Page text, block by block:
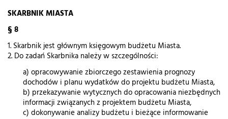
SKARBNIK MIASTA
§ 8
1. Skarbnik jest głównym księgowym budżetu Miasta.
2. Do zadań Skarbnika należy w szczególności:
a) opracowywanie zbiorczego zestawienia prognozy
dochodów i planu wydatków do projektu budżetu Miasta,
b) przekazywanie wytycznych do opracowania niezbędnych
informacji związanych z projektem budżetu Miasta,
c) dokonywanie analizy budżetu i bieżące informowanie